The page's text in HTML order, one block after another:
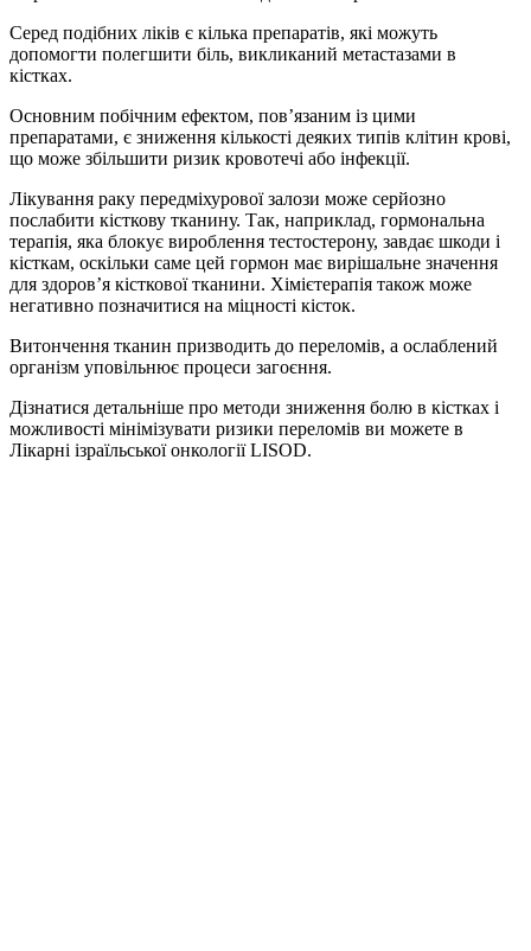
Серед подібних ліків є кілька препаратів, які можуть
допомогти полегшити біль, викликаний метастазами в
кістках.
Основним побічним ефектом, пов’язаним із цими
препаратами, є зниження кількості деяких типів клітин крові,
що може збільшити ризик кровотечі або інфекції.
Лікування раку передміхурової залози може серйозно
послабити кісткову тканину. Так, наприклад, гормональна
терапія, яка блокує вироблення тестостерону, завдає шкоди і
кісткам, оскільки саме цей гормон має вирішальне значення
для здоров’я кісткової тканини. Хімієтерапія також може
негативно позначитися на міцності кісток.
Витончення тканин призводить до переломів, а ослаблений
організм уповільнює процеси загоєння.
Дізнатися детальніше про методи зниження болю в кістках і
можливості мінімізувати ризики переломів ви можете в
Лікарні ізраїльської онкології LISOD.